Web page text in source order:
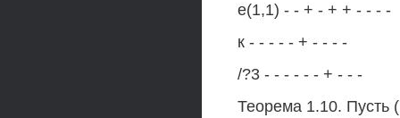
е(1,1) - - + - + + - - - -
к - - - - - + - - - -
/?3 - - - - - - + - - -
Теорема 1.10. Пусть